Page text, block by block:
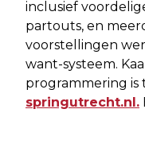
inclusief
partouts, en
voorstellingen
want-systeem.
programmering is
springutrecht.nl.